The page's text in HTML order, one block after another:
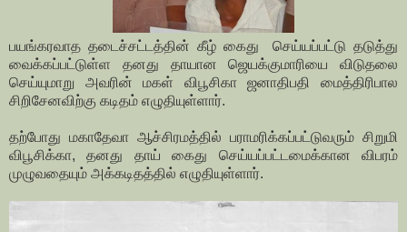
பயங்கரவாத தடைச்சட்டத்தின் கீழ் கைது செய்யப்பட்டு தடுத்து
வைக்கப்பட்டுள்ள தனது தாயான ஜெயக்குமாரியை விடுதலை
செய்யுமாறு அவரின் மகள் விபூசிகா ஜனாதிபதி மைத்திரிபால
சிறிசேனவிற்கு கடிதம் எழுதியுள்ளார்.
தற்போது மகாதேவா ஆச்சிரமத்தில் பராமரிக்கப்பட்டுவரும் சிறுமி
விபூசிக்கா, தனது தாய் கைது செய்யப்பட்டமைக்கான விபரம்
முழுவதையும் அக்கடிதத்தில் எழுதியுள்ளார்.